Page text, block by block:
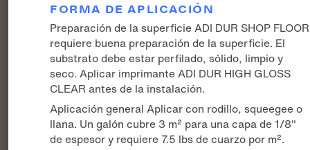
FORMA DE APLICACIÓN
Preparación de la superficie ADI DUR SHOP FLOOR
requiere buena preparación de la superficie. El
substrato debe estar perfilado, sólido, limpio y
seco. Aplicar imprimante ADI DUR HIGH GLOSS
CLEAR antes de la instalación.
Aplicación general Aplicar con rodillo, squeegee o
llana. Un galón cubre 3 m² para una capa de 1/8"
de espesor y requiere 7.5 lbs de cuarzo por m².